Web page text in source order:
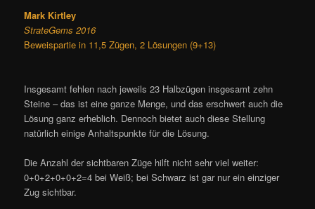
Mark Kirtley
StrateGems 2016
Beweispartie in 11,5 Zügen, 2 Lösungen (9+13)
Insgesamt fehlen nach jeweils 23 Halbzügen insgesamt zehn
Steine – das ist eine ganze Menge, und das erschwert auch die
Lösung ganz erheblich. Dennoch bietet auch diese Stellung
natürlich einige Anhaltspunkte für die Lösung.
Die Anzahl der sichtbaren Züge hilft nicht sehr viel weiter:
0+0+2+0+0+2=4 bei Weiß; bei Schwarz ist gar nur ein einziger
Zug sichtbar.